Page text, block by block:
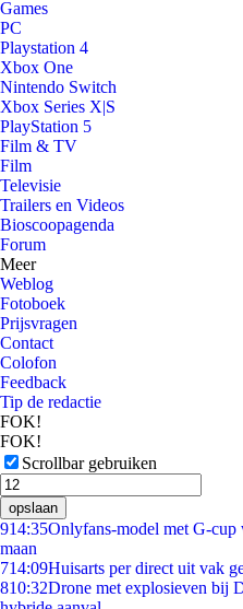
Games
PC
Playstation 4
Xbox One
Nintendo Switch
Xbox Series X|S
PlayStation 5
Film & TV
Film
Televisie
Trailers en Videos
Bioscoopagenda
Forum
Meer
Weblog
Fotoboek
Prijsvragen
Contact
Colofon
Feedback
Tip de redactie
FOK!
FOK!
Scrollbar gebruiken
opslaan
914:35Onlyfans-model met G-
maan
714:09Huisarts per direct uit vak
810:32Drone met explosieven bij